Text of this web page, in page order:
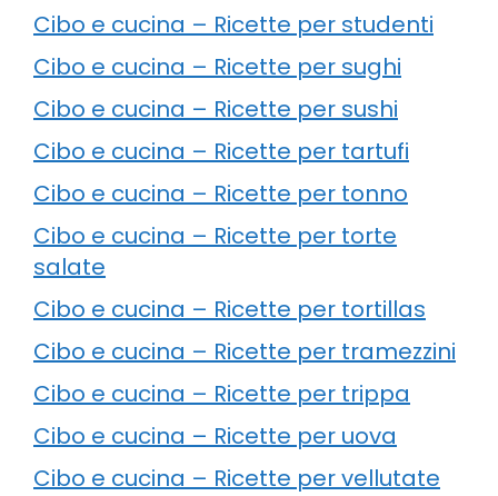
Cibo e cucina – Ricette per studenti
Cibo e cucina – Ricette per sughi
Cibo e cucina – Ricette per sushi
Cibo e cucina – Ricette per tartufi
Cibo e cucina – Ricette per tonno
Cibo e cucina – Ricette per torte
salate
Cibo e cucina – Ricette per tortillas
Cibo e cucina – Ricette per tramezzini
Cibo e cucina – Ricette per trippa
Cibo e cucina – Ricette per uova
Cibo e cucina – Ricette per vellutate